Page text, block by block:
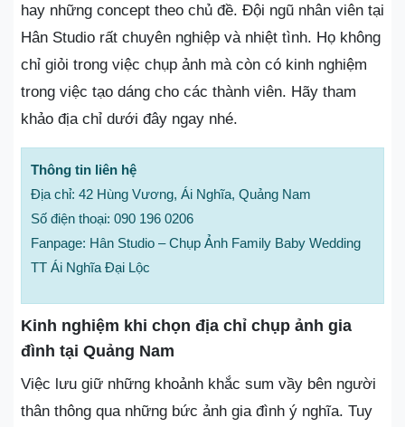
hay những concept theo chủ đề. Đội ngũ nhân viên tại
Hân Studio rất chuyên nghiệp và nhiệt tình. Họ không
chỉ giỏi trong việc chụp ảnh mà còn có kinh nghiệm
trong việc tạo dáng cho các thành viên. Hãy tham
khảo địa chỉ dưới đây ngay nhé.
Thông tin liên hệ
Địa chỉ: 42 Hùng Vương, Ái Nghĩa, Quảng Nam
Số điện thoại: 090 196 0206
Fanpage: Hân Studio – Chụp Ảnh Family Baby Wedding
TT Ái Nghĩa Đại Lộc
Kinh nghiệm khi chọn địa chỉ chụp ảnh gia
đình tại Quảng Nam
Việc lưu giữ những khoảnh khắc sum vầy bên người
thân thông qua những bức ảnh gia đình ý nghĩa. Tuy